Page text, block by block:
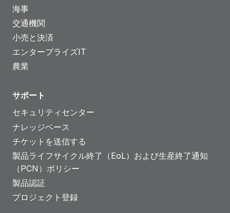
海事
交通機関
小売と決済
エンタープライズIT
農業
サポート
セキュリティセンター
ナレッジベース
チケットを送信する
製品ライフサイクル終了（EoL）および生産終了通知
（PCN）ポリシー
製品認証
プロジェクト登録